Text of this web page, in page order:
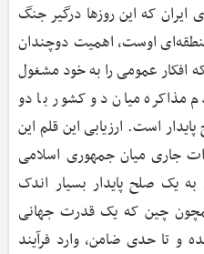
ایران که این روزها درگیر جنگ
اوست، اهمیت دوچندان
افکار عمومی را به خود مشغول
مذاکره میان دو کشور با دو
است. ارزیابی این قلم این
جاری میان جمهوری اسلامی
به یک صلح پایدار بسیار اندک
چین که یک قدرت جهانی
و تا حدی ضامن، وارد فرآیند